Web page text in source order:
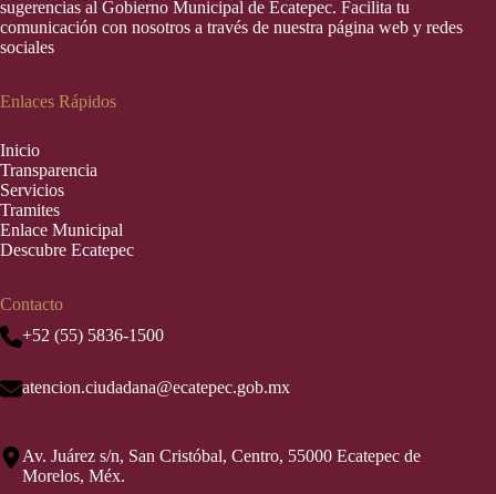
sugerencias al Gobierno Municipal de Ecatepec. Facilita tu
comunicación con nosotros a través de nuestra página web y redes
sociales
Enlaces Rápidos
Inicio
Transparencia
Servicios
Tramites
Enlace Municipal
Descubre Ecatepec
Contacto
+52 (55) 5836-1500
atencion.ciudadana@ecatepec.gob.mx
Av. Juárez s/n, San Cristóbal, Centro, 55000 Ecatepec de
Morelos, Méx.